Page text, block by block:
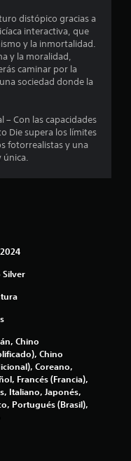
5
c
a
i
f
i
e
s
distópico gracias a
interactiva, que
y la inmortalidad.
y la moralidad,
caminar por la
sociedad donde la
– Con las capacidades
Die supera los límites
fotorrealistas y una
única.
Silver
Chino
Chino
Coreano,
Francés (Francia),
Italiano, Japonés,
Portugués (Brasil),